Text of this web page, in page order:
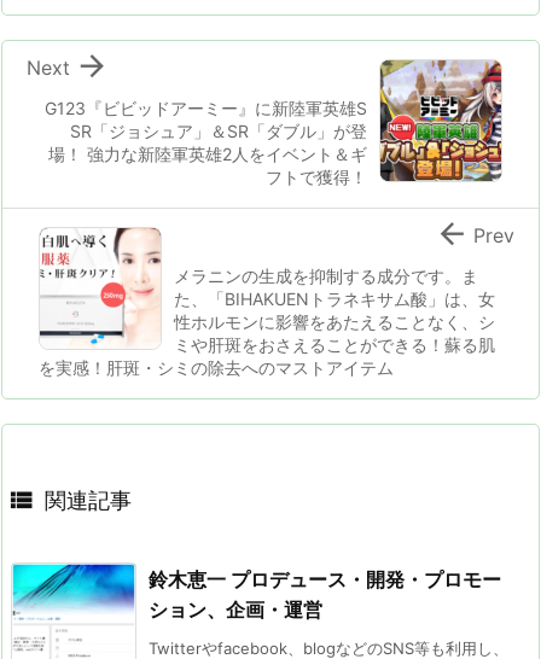
G123『ビビッドアーミー』に新陸軍英雄S
SR「ジョシュア」＆SR「ダブル」が登
場！ 強力な新陸軍英雄2人をイベント＆ギ
フトで獲得！

Next
メラニンの生成を抑制する成分です。ま
た、「BIHAKUENトラネキサム酸」は、女
性ホルモンに影響をあたえることなく、シ
ミや肝斑をおさえることができる！蘇る肌
を実感！肝斑・シミの除去へのマストアイテム
 Prev
 関連記事
鈴木恵一 プロデュース・開発・プロモー
ション、企画・運営
Twitterやfacebook、blogなどのSNS等も利用し、